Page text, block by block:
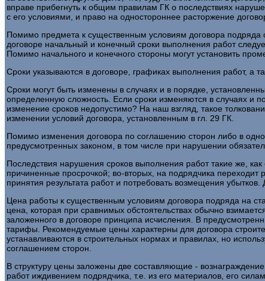
вправе прибегнуть к общим правилам ГК о последствиях
с его условиями, и право на одностороннее расторжение
Помимо предмета к существенным условиям договора подряда
договоре начальный и конечный сроки выполнения работ
Помимо начального и конечного стороны могут установить
Сроки указываются в договоре, графиках выполнения работ, а
Сроки могут быть изменены в случаях и в порядке,
определенную сложность. Если сроки изменяются в случаях и
изменение сроков недопустимо? На наш взгляд, такое
изменении условий договора, установленным в гл. 29 ГК.
Помимо изменения договора по соглашению сторон либо в
предусмотренных законом, в том числе при нарушении
Последствия нарушения сроков выполнения работ такие же,
причиненные просрочкой; во-вторых, на подрядчика переходит
принятия результата работ и потребовать возмещения
Цена работы к существенным условиям договора подряда на
цена, которая при сравнимых обстоятельствах обычно
заложенного в договоре принципа исчисления. В
тарифы. Рекомендуемые цены характерны для договора
устанавливаются в строительных нормах и правилах, но
соглашением сторон.
В структуру цены заложены две составляющие -
работ иждивением подрядчика, т.е. из его материалов, его